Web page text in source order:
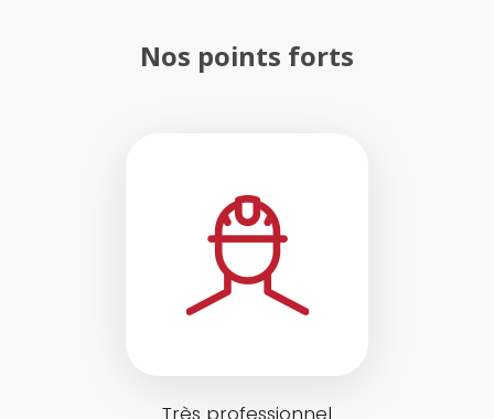
Nos points forts
Très professionnel